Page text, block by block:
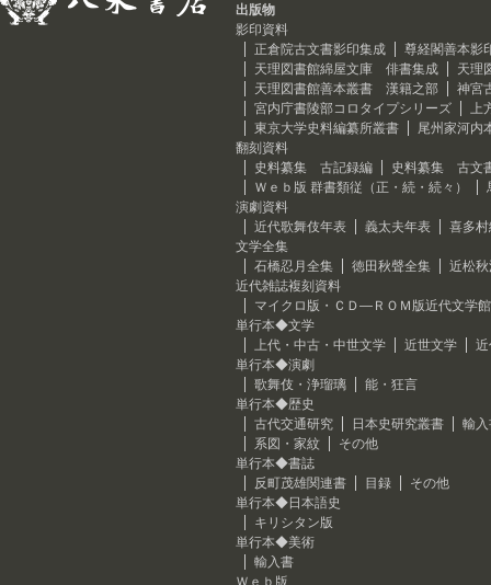
出版物
影印資料
正倉院古文書影印集成
尊経閣善本影
天理図書館綿屋文庫 俳書集成
天理
天理図書館善本叢書 漢籍之部
神宮
宮内庁書陵部コロタイプシリーズ
上
東京大学史料編纂所叢書
尾州家河内
翻刻資料
史料纂集 古記録編
史料纂集 古文
Ｗｅｂ版 群書類従（正・続・続々）
演劇資料
近代歌舞伎年表
義太夫年表
喜多
文学全集
石橋忍月全集
徳田秋聲全集
近松
近代雑誌複刻資料
マイクロ版・ＣＤ―ＲＯＭ版近代文学館
単行本◆文学
上代・中古・中世文学
近世文学
単行本◆演劇
歌舞伎・浄瑠璃
能・狂言
単行本◆歴史
古代交通研究
日本史研究叢書
輸
系図・家紋
その他
単行本◆書誌
反町茂雄関連書
目録
その他
単行本◆日本語史
キリシタン版
単行本◆美術
輸入書